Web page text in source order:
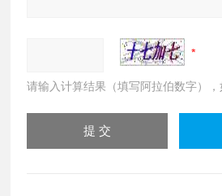
请输入计算结果（填写阿拉伯数字）